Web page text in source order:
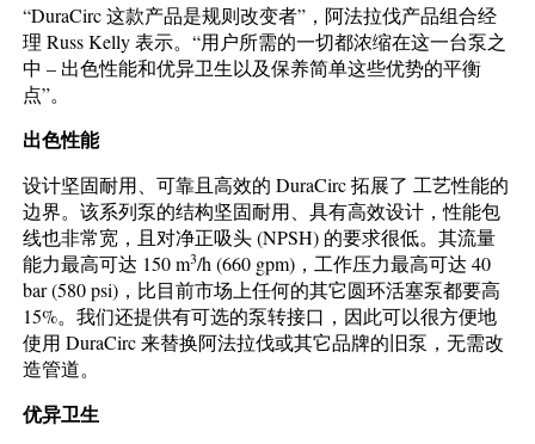
“DuraCirc 这款产品是规则改变者”，阿法拉伐产品组合经
理 Russ Kelly 表示。“用户所需的一切都浓缩在这一台泵之
中 – 出色性能和优异卫生以及保养简单这些优势的平衡
点”。
出色性能
设计坚固耐用、可靠且高效的 DuraCirc 拓展了 工艺性能的
边界。该系列泵的结构坚固耐用、具有高效设计，性能包
线也非常宽，且对净正吸头 (NPSH) 的要求很低。其流量
能力最高可达 150 m3/h (660 gpm)，工作压力最高可达 40
bar (580 psi)，比目前市场上任何的其它圆环活塞泵都要高
15%。我们还提供有可选的泵转接口，因此可以很方便地
使用 DuraCirc 来替换阿法拉伐或其它品牌的旧泵，无需改
造管道。
优异卫生